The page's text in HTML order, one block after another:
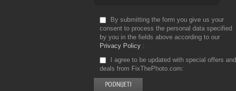
By submitting the form you give us your
consent to process the personal data specified
by you in the fields above according to our
Privacy Policy
I agree to be updated with special offers and
deals from FixThePhoto.com